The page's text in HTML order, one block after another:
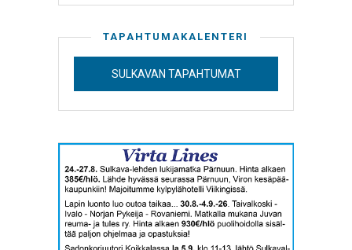
TAPAHTUMAKALENTERI
SULKAVAN TAPAHTUMAT